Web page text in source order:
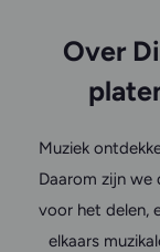
Over
Muziek
Daarom zijn we
voor het delen,
elkaars